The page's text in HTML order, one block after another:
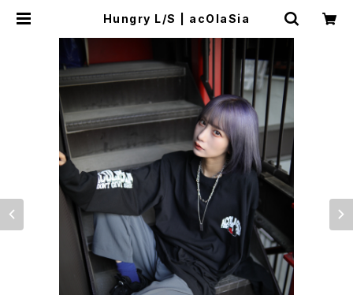
Hungry L/S | acOlaSia